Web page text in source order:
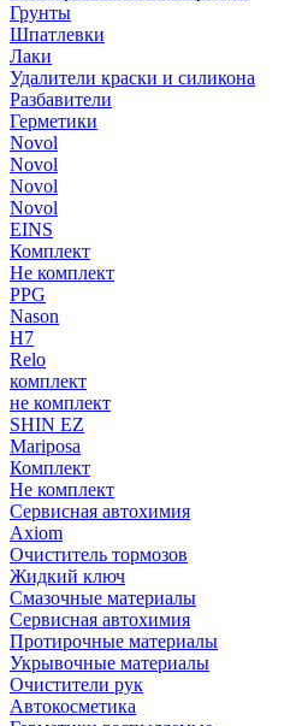
Грунты
Шпатлевки
Лаки
Удалители краски и силикона
Разбавители
Герметики
Novol
Novol
Novol
Novol
EINS
Комплект
Не комплект
PPG
Nason
H7
Relo
комплект
не комплект
SHIN EZ
Mariposa
Комплект
Не комплект
Сервисная автохимия
Axiom
Очиститель тормозов
Жидкий ключ
Смазочные материалы
Сервисная автохимия
Протирочные материалы
Укрывочные материалы
Очистители рук
Автокосметика